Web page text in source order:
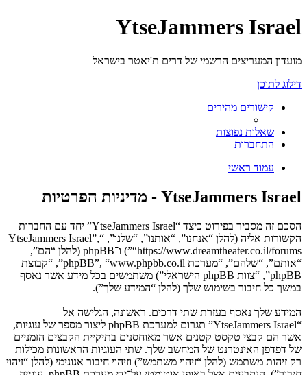
YtseJammers Israel
מועדון המעריצים הרשמי של דרים ת'יאטר בישראל
דילוג לתוכן
קישורים מהירים
שאלות נפוצות
התחברות
עמוד ראשי
YtseJammers Israel - מדיניות הפרטיות
הסכם זה מסביר בפירוט כיצד “YtseJammers Israel” יחד עם החברות
הקשורות אליה (להלן “אנחנו”, “אותנו”, “שלנו”, “YtseJammers Israel”,
“https://www.dreamtheater.co.il/forums”) ו־phpBB (להלן “הם”,
“אותם”, “שלהם”, “מערכת phpBB”, “www.phpbb.co.il”, “קבוצת
phpBB”, “צוות phpBB הישראלי”) משתמשים בכל מידע אשר נאסף
במשך כל חיבור בשימוש שלך (להלן “המידע שלך”).
המידע שלך נאסף בעזרת שתי דרכים. ראשונה, הגלישה אל
“YtseJammers Israel” תגרום למערכת phpBB ליצור מספר של עוגיות,
אשר הם קבצי טקסט קטנים אשר מאוחסנים בתיקיית הקבצים הזמניים
של דפדפן האינטרנט של המחשב שלך. שתי העוגיות הראשונות מכילות
רק זיהות משתמש (להלן “זיהוי משתמש”) וזיהוי חיבור אנונימי (להלן “זיהוי